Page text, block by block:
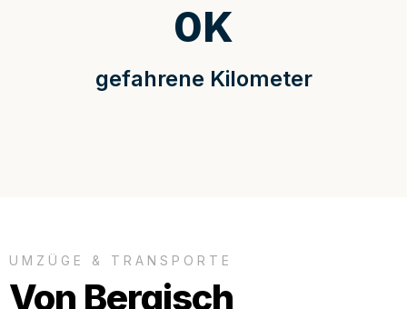
gefahrene Kilometer
0K
UMZÜGE & TRANSPORTE
Von Bergisch